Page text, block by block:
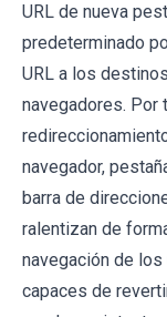
URL de nueva
predeterminado
URL a los
navegadores. Por
navegador,
barra de
ralentizan de
navegación de
capaces de